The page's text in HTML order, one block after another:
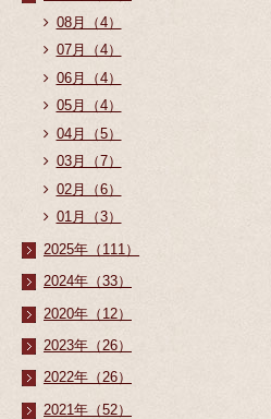
08月（4）
07月（4）
06月（4）
05月（4）
04月（5）
03月（7）
02月（6）
01月（3）
2025年（111）
2024年（33）
2020年（12）
2023年（26）
2022年（26）
2021年（52）